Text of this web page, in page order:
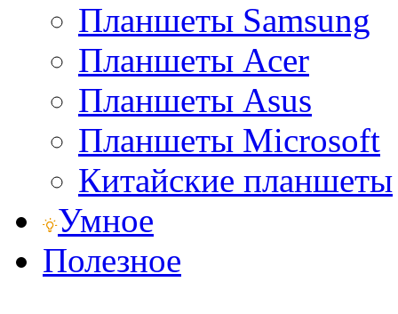
Планшеты Samsung
Планшеты Acer
Планшеты Asus
Планшеты Microsoft
Китайские планшеты
Умное
Полезное